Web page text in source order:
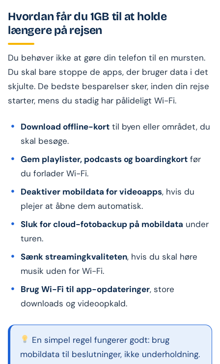
Hvordan får du 1GB til at holde
længere på rejsen
Du behøver ikke at gøre din telefon til en mursten.
Du skal bare stoppe de apps, der bruger data i det
skjulte. De bedste besparelser sker, inden din rejse
starter, mens du stadig har pålideligt Wi-Fi.
Download offline-kort til byen eller området, du
skal besøge.
Gem playlister, podcasts og boardingkort før
du forlader Wi-Fi.
Deaktiver mobildata for videoapps, hvis du
plejer at åbne dem automatisk.
Sluk for cloud-fotobackup på mobildata under
turen.
Sænk streamingkvaliteten, hvis du skal høre
musik uden for Wi-Fi.
Brug Wi-Fi til app-opdateringer, store
downloads og videoopkald.
En simpel regel fungerer godt: brug
mobildata til beslutninger, ikke underholdning.